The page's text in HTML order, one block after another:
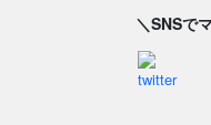
＼SNSで